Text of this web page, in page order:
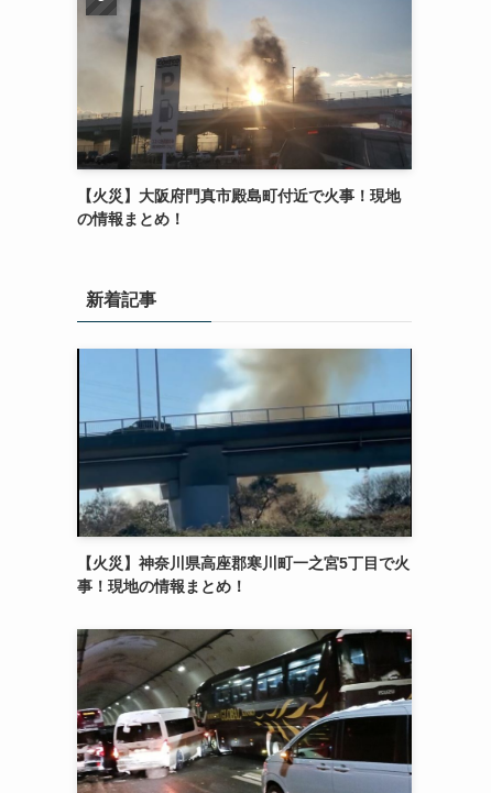
【火災】大阪府門真市殿島町付近で火事！現地
の情報まとめ！
新着記事
【火災】神奈川県高座郡寒川町一之宮5丁目で火
事！現地の情報まとめ！